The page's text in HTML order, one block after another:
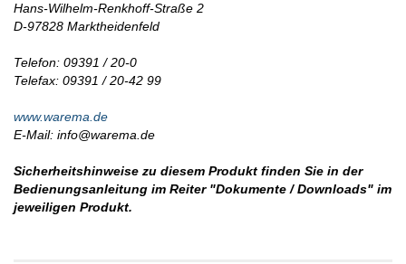
Hans-Wilhelm-Renkhoff-Straße 2
D-97828 Marktheidenfeld
Telefon: 09391 / 20-0
Telefax: 09391 / 20-42 99
www.warema.de
E-Mail: info@warema.de
Sicherheitshinweise zu diesem Produkt finden Sie in der
Bedienungsanleitung im Reiter "Dokumente / Downloads" im
jeweiligen Produkt.